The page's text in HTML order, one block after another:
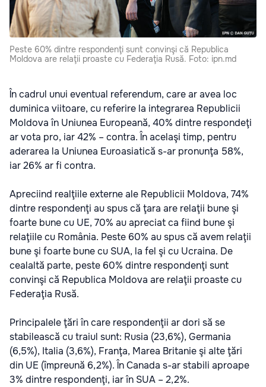
Peste 60% dintre respondenţi sunt convinşi că Republica
Moldova are relaţii proaste cu Federaţia Rusă. Foto: ipn.md
În cadrul unui eventual referendum, care ar avea loc
duminica viitoare, cu referire la integrarea Republicii
Moldova în Uniunea Europeană, 40% dintre respondeţi
ar vota pro, iar 42% – contra. În acelaşi timp, pentru
aderarea la Uniunea Euroasiatică s-ar pronunţa 58%,
iar 26% ar fi contra.
Apreciind realţiile externe ale Republicii Moldova, 74%
dintre respondenţi au spus că ţara are relaţii bune şi
foarte bune cu UE, 70% au apreciat ca fiind bune şi
relaţiile cu România. Peste 60% au spus că avem relaţii
bune şi foarte bune cu SUA, la fel şi cu Ucraina. De
cealaltă parte, peste 60% dintre respondenţi sunt
convinşi că Republica Moldova are relaţii proaste cu
Federaţia Rusă.
Principalele ţări în care respondenţii ar dori să se
stabilească cu traiul sunt: Rusia (23,6%), Germania
(6,5%), Italia (3,6%), Franţa, Marea Britanie şi alte ţări
din UE (împreună 6,2%). În Canada s-ar stabili aproape
3% dintre respondenţi, iar în SUA – 2,2%.